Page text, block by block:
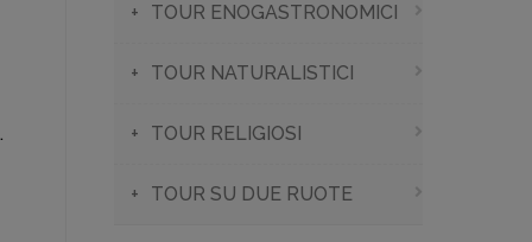
TOUR ENOGASTRONOMICI
TOUR NATURALISTICI
TOUR RELIGIOSI
TOUR SU DUE RUOTE